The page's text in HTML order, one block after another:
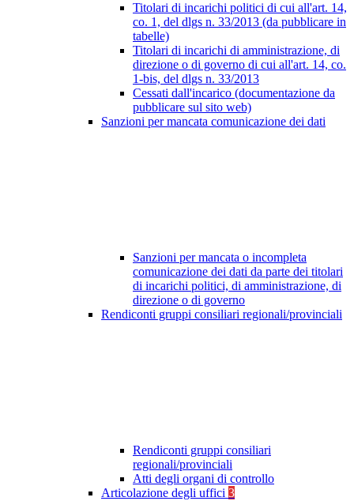
Titolari di incarichi politici di cui all'art. 14,
co. 1, del dlgs n. 33/2013 (da pubblicare in
tabelle)
Titolari di incarichi di amministrazione, di
direzione o di governo di cui all'art. 14, co.
1-bis, del dlgs n. 33/2013
Cessati dall'incarico (documentazione da
pubblicare sul sito web)
Sanzioni per mancata comunicazione dei dati
Sanzioni per mancata o incompleta
comunicazione dei dati da parte dei titolari
di incarichi politici, di amministrazione, di
direzione o di governo
Rendiconti gruppi consiliari regionali/provinciali
Rendiconti gruppi consiliari
regionali/provinciali
Atti degli organi di controllo
Articolazione degli uffici 3